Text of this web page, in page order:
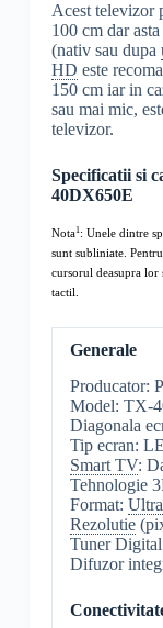
Acest televizor
100 cm dar
(nativ sau dupa
HD este
150 cm iar in
sau mai mic,
televizor.
Specificatii si
40DX650E
Nota1: Unele dintre
sunt subliniate.
cursorul deasupra lor
tactil.
Generale
Producator:
Model: TX-
Diagonala
Tip ecran:
Smart TV:
Tehnologie
Format: Ultra
Rezolutie
Tuner
Difuzor